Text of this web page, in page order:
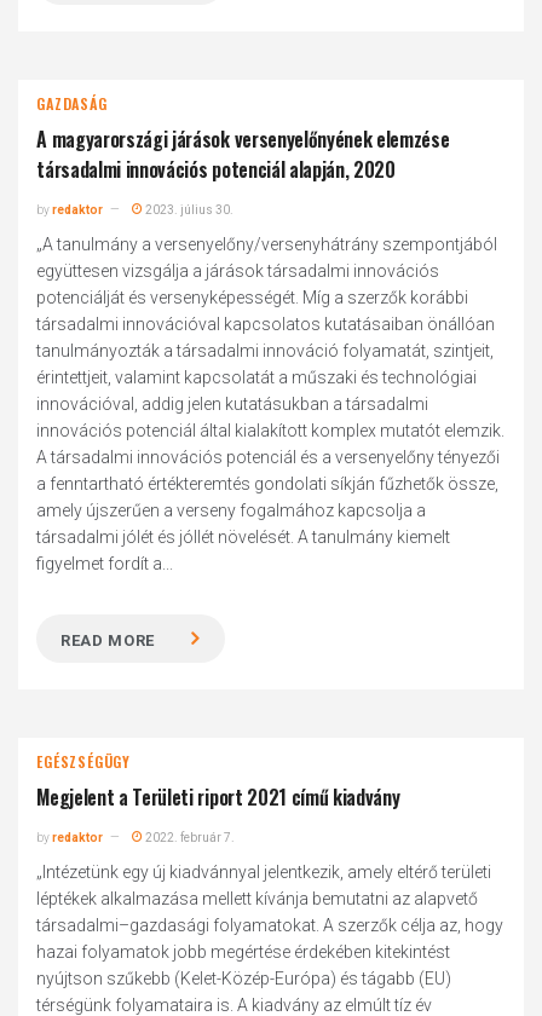
GAZDASÁG
A magyarországi járások versenyelőnyének elemzése
társadalmi innovációs potenciál alapján, 2020
byredaktor 2023. július 30.
„A tanulmány a versenyelőny/versenyhátrány szempontjából
együttesen vizsgálja a járások társadalmi innovációs
potenciálját és versenyképességét. Míg a szerzők korábbi
társadalmi innovációval kapcsolatos kutatásaiban önállóan
tanulmányozták a társadalmi innováció folyamatát, szintjeit,
érintettjeit, valamint kapcsolatát a műszaki és technológiai
innovációval, addig jelen kutatásukban a társadalmi
innovációs potenciál által kialakított komplex mutatót elemzik.
A társadalmi innovációs potenciál és a versenyelőny tényezői
a fenntartható értékteremtés gondolati síkján fűzhetők össze,
amely újszerűen a verseny fogalmához kapcsolja a
társadalmi jólét és jóllét növelését. A tanulmány kiemelt
figyelmet fordít a...
READ MORE
EGÉSZSÉGÜGY
Megjelent a Területi riport 2021 című kiadvány
byredaktor 2022. február 7.
„Intézetünk egy új kiadvánnyal jelentkezik, amely eltérő területi
léptékek alkalmazása mellett kívánja bemutatni az alapvető
társadalmi–gazdasági folyamatokat. A szerzők célja az, hogy
hazai folyamatok jobb megértése érdekében kitekintést
nyújtson szűkebb (Kelet-Közép-Európa) és tágabb (EU)
térségünk folyamataira is. A kiadvány az elmúlt tíz év